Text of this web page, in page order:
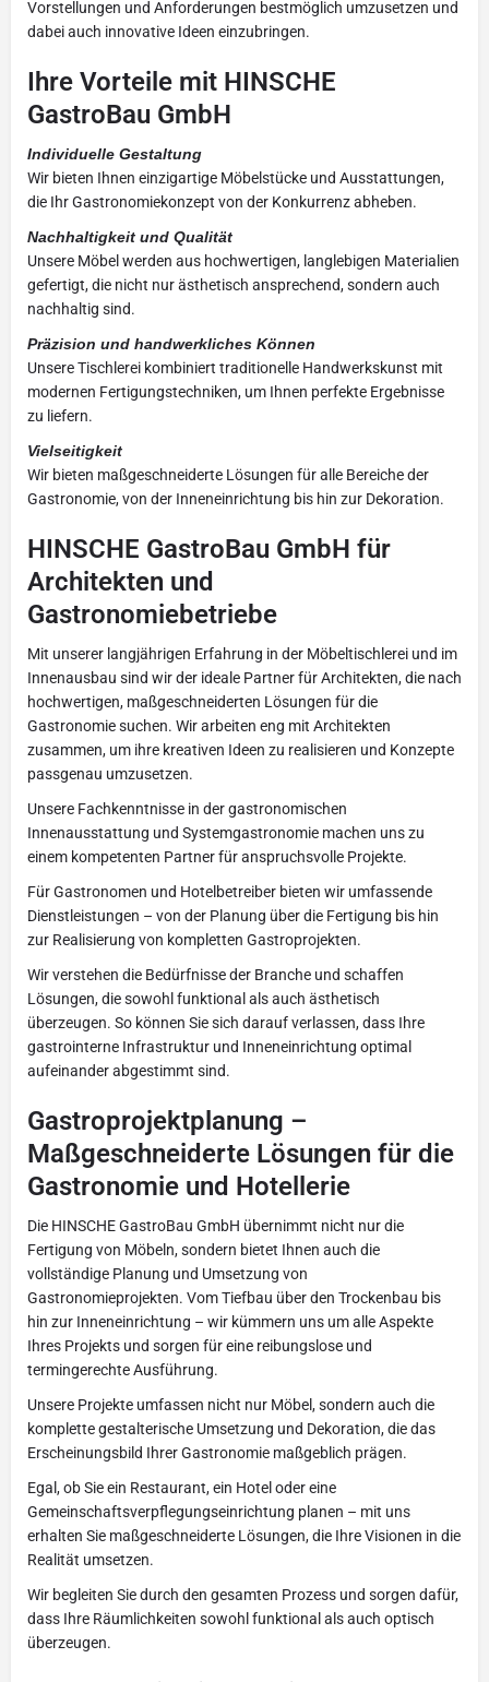
Vorstellungen und Anforderungen bestmöglich umzusetzen und
dabei auch innovative Ideen einzubringen.
Ihre Vorteile mit HINSCHE
GastroBau GmbH
Individuelle Gestaltung
Wir bieten Ihnen einzigartige Möbelstücke und Ausstattungen,
die Ihr Gastronomiekonzept von der Konkurrenz abheben.
Nachhaltigkeit und Qualität
Unsere Möbel werden aus hochwertigen, langlebigen Materialien
gefertigt, die nicht nur ästhetisch ansprechend, sondern auch
nachhaltig sind.
Präzision und handwerkliches Können
Unsere Tischlerei kombiniert traditionelle Handwerkskunst mit
modernen Fertigungstechniken, um Ihnen perfekte Ergebnisse
zu liefern.
Vielseitigkeit
Wir bieten maßgeschneiderte Lösungen für alle Bereiche der
Gastronomie, von der Inneneinrichtung bis hin zur Dekoration.
HINSCHE GastroBau GmbH für
Architekten und
Gastronomiebetriebe
Mit unserer langjährigen Erfahrung in der Möbeltischlerei und im
Innenausbau sind wir der ideale Partner für Architekten, die nach
hochwertigen, maßgeschneiderten Lösungen für die
Gastronomie suchen. Wir arbeiten eng mit Architekten
zusammen, um ihre kreativen Ideen zu realisieren und Konzepte
passgenau umzusetzen.
Unsere Fachkenntnisse in der gastronomischen
Innenausstattung und Systemgastronomie machen uns zu
einem kompetenten Partner für anspruchsvolle Projekte.
Für Gastronomen und Hotelbetreiber bieten wir umfassende
Dienstleistungen – von der Planung über die Fertigung bis hin
zur Realisierung von kompletten Gastroprojekten.
Wir verstehen die Bedürfnisse der Branche und schaffen
Lösungen, die sowohl funktional als auch ästhetisch
überzeugen. So können Sie sich darauf verlassen, dass Ihre
gastrointerne Infrastruktur und Inneneinrichtung optimal
aufeinander abgestimmt sind.
Gastroprojektplanung –
Maßgeschneiderte Lösungen für die
Gastronomie und Hotellerie
Die HINSCHE GastroBau GmbH übernimmt nicht nur die
Fertigung von Möbeln, sondern bietet Ihnen auch die
vollständige Planung und Umsetzung von
Gastronomieprojekten. Vom Tiefbau über den Trockenbau bis
hin zur Inneneinrichtung – wir kümmern uns um alle Aspekte
Ihres Projekts und sorgen für eine reibungslose und
termingerechte Ausführung.
Unsere Projekte umfassen nicht nur Möbel, sondern auch die
komplette gestalterische Umsetzung und Dekoration, die das
Erscheinungsbild Ihrer Gastronomie maßgeblich prägen.
Egal, ob Sie ein Restaurant, ein Hotel oder eine
Gemeinschaftsverpflegungseinrichtung planen – mit uns
erhalten Sie maßgeschneiderte Lösungen, die Ihre Visionen in die
Realität umsetzen.
Wir begleiten Sie durch den gesamten Prozess und sorgen dafür,
dass Ihre Räumlichkeiten sowohl funktional als auch optisch
überzeugen.